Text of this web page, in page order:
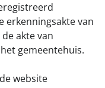
erkenningsakte van
akte van
gemeentehuis.
website